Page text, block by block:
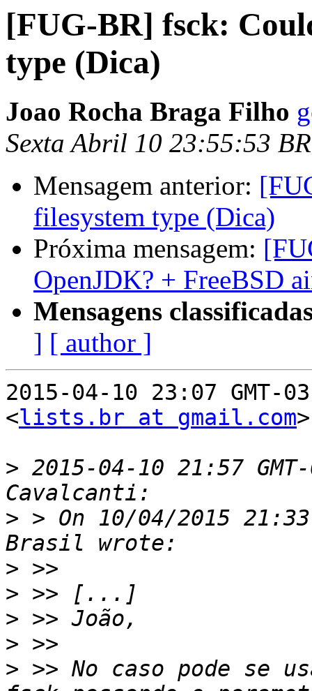
[FUG-BR] fsck:
type (Dica)
Joao Rocha Braga Filho
Sexta Abril 10 23:55:53
Mensagem anterior:
filesystem type (Dica)
Próxima mensagem:
OpenJDK? + FreeBSD
Mensagens
] [ author ]
2015-04-10 23:07 GMT-
<lists.br at gmail.com
> 2015-04-10 21:57
> > On 10/04/2015
>
>
>
>
> >> No caso pode se